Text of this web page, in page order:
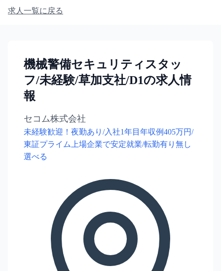
求人一覧に戻る
機械警備セキュリティスタッ
フ/未経験/草加支社/D1の求人情
報
セコム株式会社
未経験歓迎！夜勤あり/入社1年目年収例405万円/
東証プライム上場企業で安定就業/転勤有り無し
選べる